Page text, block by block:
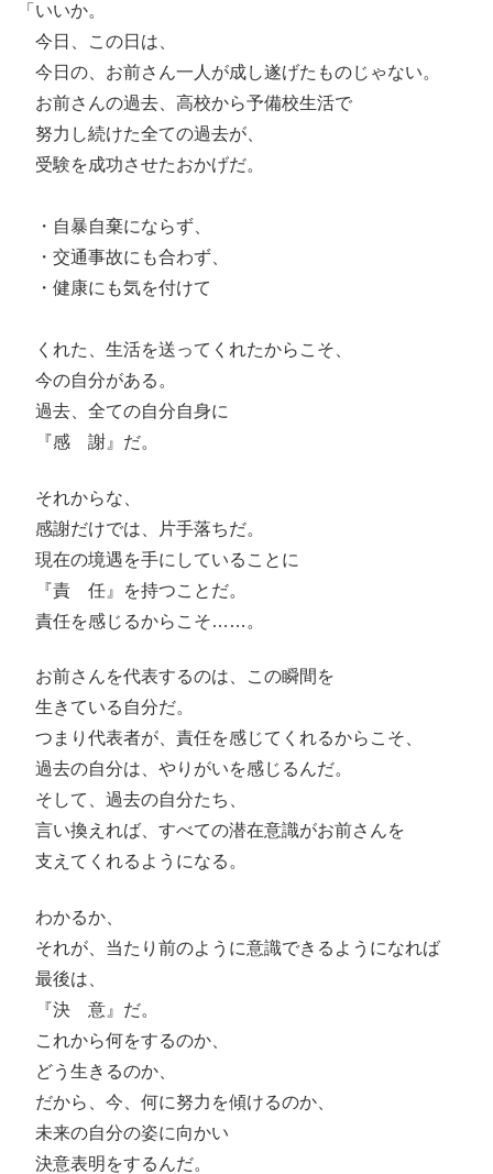
「いいか。
今日、この日は、
今日の、お前さん一人が成し遂げたものじゃない。
お前さんの過去、高校から予備校生活で
努力し続けた全ての過去が、
受験を成功させたおかげだ。
・自暴自棄にならず、
・交通事故にも合わず、
・健康にも気を付けて
くれた、生活を送ってくれたからこそ、
今の自分がある。
過去、全ての自分自身に
『感 謝』だ。
それからな、
感謝だけでは、片手落ちだ。
現在の境遇を手にしていることに
『責 任』を持つことだ。
責任を感じるからこそ……。
お前さんを代表するのは、この瞬間を
生きている自分だ。
つまり代表者が、責任を感じてくれるからこそ、
過去の自分は、やりがいを感じるんだ。
そして、過去の自分たち、
言い換えれば、すべての潜在意識がお前さんを
支えてくれるようになる。
わかるか、
それが、当たり前のように意識できるようになれば
最後は、
『決 意』だ。
これから何をするのか、
どう生きるのか、
だから、今、何に努力を傾けるのか、
未来の自分の姿に向かい
決意表明をするんだ。